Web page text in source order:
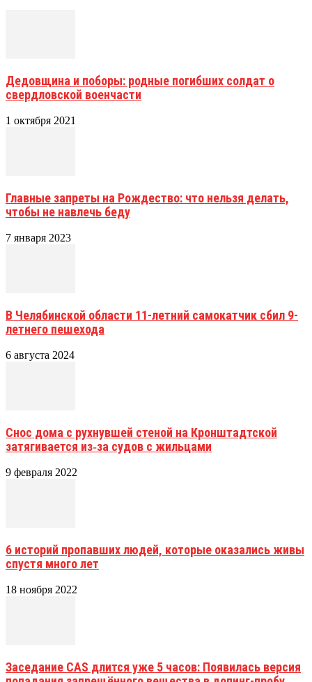
Дедовщина и поборы: родные погибших солдат о
свердловской военчасти
1 октября 2021
Главные запреты на Рождество: что нельзя делать,
чтобы не навлечь беду
7 января 2023
В Челябинской области 11-летний самокатчик сбил 9-
летнего пешехода
6 августа 2024
Снос дома с рухнувшей стеной на Кронштадтской
затягивается из‑за судов с жильцами
9 февраля 2022
6 историй пропавших людей, которые оказались живы
спустя много лет
18 ноября 2022
Заседание CAS длится уже 5 часов: Появилась версия